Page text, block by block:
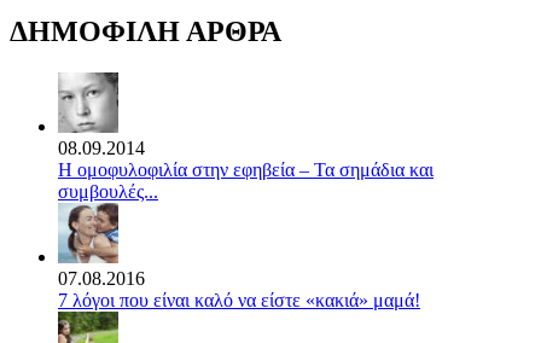
ΔΗΜΟΦΙΛΗ ΑΡΘΡΑ
08.09.2014
Η ομοφυλοφιλία στην εφηβεία – Τα σημάδια και
συμβουλές...
07.08.2016
7 λόγοι που είναι καλό να είστε «κακιά» μαμά!